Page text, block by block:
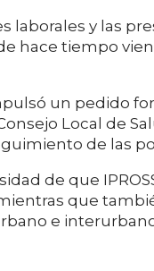
laborales y las
hace tiempo
un pedido
Local de
de las
de que
que
e